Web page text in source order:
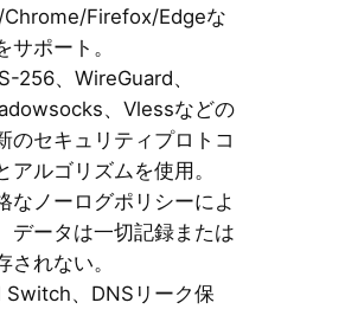
Chrome/Firefox/Edgeな
サポート。
256、WireGuard、
、Vlessなどの
のセキュリティプロトコ
アルゴリズムを使用。
なノーログポリシーによ
データは一切記録または
されない。
Switch、DNSリーク保